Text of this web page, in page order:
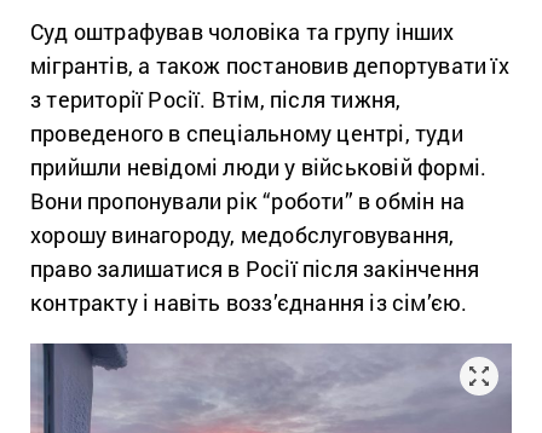
Суд оштрафував чоловіка та групу інших
мігрантів, а також постановив депортувати їх
з території Росії. Втім, після тижня,
проведеного в спеціальному центрі, туди
прийшли невідомі люди у військовій формі.
Вони пропонували рік “роботи” в обмін на
хорошу винагороду, медобслуговування,
право залишатися в Росії після закінчення
контракту і навіть возз’єднання із сім’єю.